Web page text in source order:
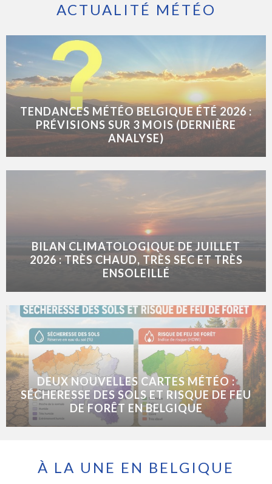
ACTUALITÉ MÉTÉO
TENDANCES MÉTÉO BELGIQUE ÉTÉ 2026 :
PRÉVISIONS SUR 3 MOIS (DERNIÈRE
ANALYSE)
BILAN CLIMATOLOGIQUE DE JUILLET
2026 : TRÈS CHAUD, TRÈS SEC ET TRÈS
ENSOLEILLÉ
DEUX NOUVELLES CARTES MÉTÉO :
SÉCHERESSE DES SOLS ET RISQUE DE FEU
DE FORÊT EN BELGIQUE
À LA UNE EN BELGIQUE